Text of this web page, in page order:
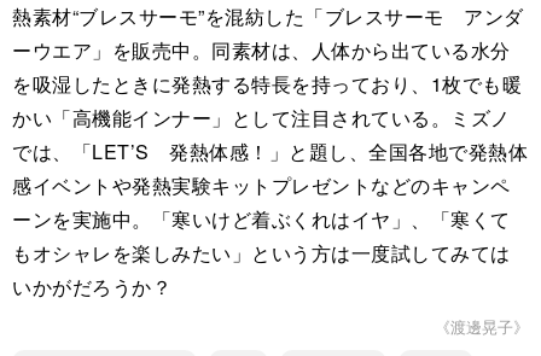
熱素材“ブレスサーモ”を混紡した「ブレスサーモ アンダ
ーウエア」を販売中。同素材は、人体から出ている水分
を吸湿したときに発熱する特長を持っており、1枚でも暖
かい「高機能インナー」として注目されている。ミズノ
では、「LET’S 発熱体感！」と題し、全国各地で発熱体
感イベントや発熱実験キットプレゼントなどのキャンペ
ーンを実施中。「寒いけど着ぶくれはイヤ」、「寒くて
もオシャレを楽しみたい」という方は一度試してみては
いかがだろうか？
《渡邊晃子》